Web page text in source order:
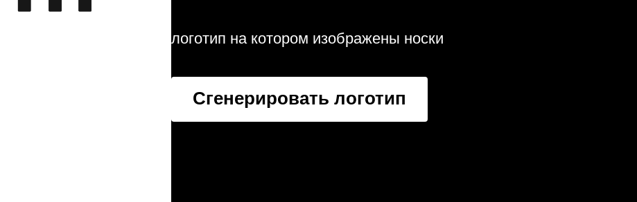
логотип на котором изображены носки
Сгенерировать логотип